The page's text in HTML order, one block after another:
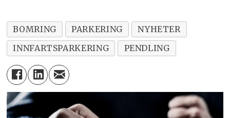
BOMRING PARKERING
NYHETER
INNFARTSPARKERING
PENDLING